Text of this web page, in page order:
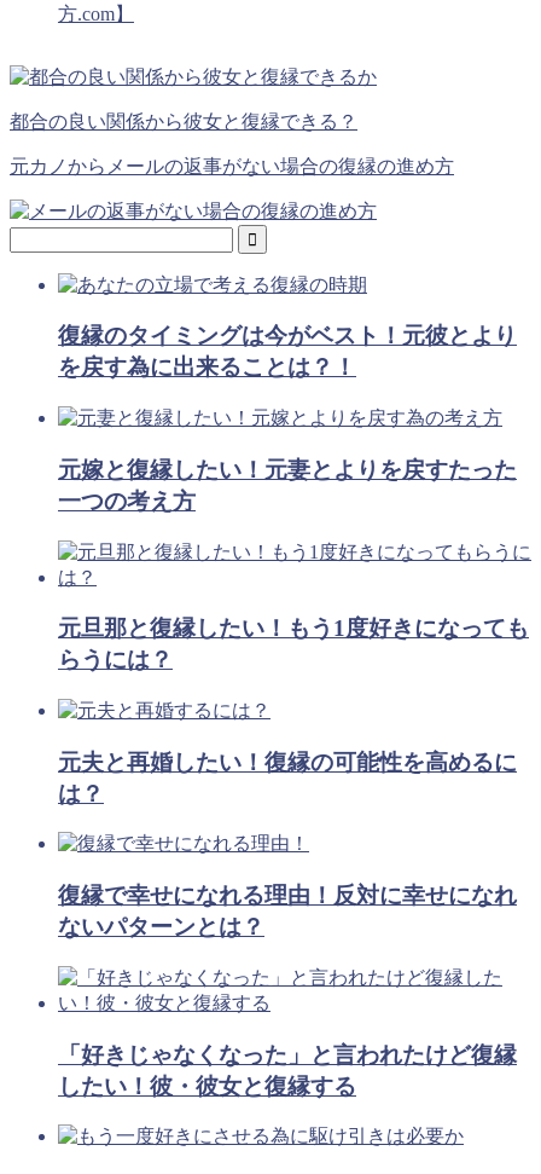
方.com】
都合の良い関係から彼女と復縁できる？
元カノからメールの返事がない場合の復縁の進め方
復縁のタイミングは今がベスト！元彼とより
を戻す為に出来ることは？！
元嫁と復縁したい！元妻とよりを戻すたった
一つの考え方
元旦那と復縁したい！もう1度好きになっても
らうには？
元夫と再婚したい！復縁の可能性を高めるに
は？
復縁で幸せになれる理由！反対に幸せになれ
ないパターンとは？
「好きじゃなくなった」と言われたけど復縁
したい！彼・彼女と復縁する